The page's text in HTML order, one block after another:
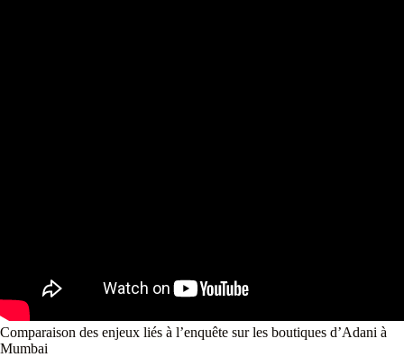
Comparaison des enjeux liés à l’enquête sur les boutiques d’Adani à
Mumbai